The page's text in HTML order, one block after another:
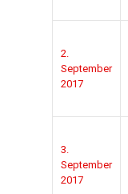
2.
September
2017
3.
September
2017